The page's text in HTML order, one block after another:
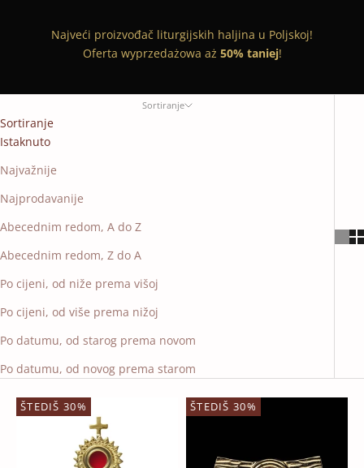
Najveći proizvođač liturgijskih haljina u Poljskoj!
Oferta wyprzedażowa aż 50% taniej!
Sortiranje
Sortiranje
Istaknuto
Najvažnije
Najprodavanije
Abecednim redom, A do Z
Abecednim redom, Z do A
Po cijeni, od niže prema višoj
Po cijeni, od više prema nižoj
Po datumu, od starog prema novom
Po datumu, od novog prema starom
ŠTEDIŠ 30% ŠTEDIŠ 30%